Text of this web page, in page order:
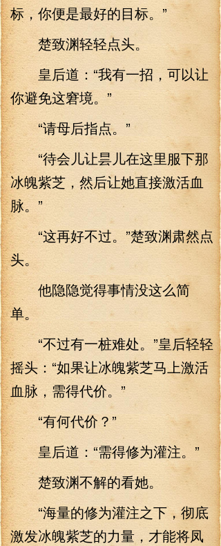
标，你便是最好的目标。”
楚致渊轻轻点头。
皇后道：“我有一招，可以让
你避免这窘境。”
“请母后指点。”
“待会儿让昙儿在这里服下那
冰魄紫芝，然后让她直接激活血
脉。”
“这再好不过。”楚致渊肃然点
头。
他隐隐觉得事情没这么简
单。
“不过有一桩难处。”皇后轻轻
摇头：“如果让冰魄紫芝马上激活
血脉，需得代价。”
“有何代价？”
皇后道：“需得修为灌注。”
楚致渊不解的看她。
“海量的修为灌注之下，彻底
激发冰魄紫芝的力量，才能将凤